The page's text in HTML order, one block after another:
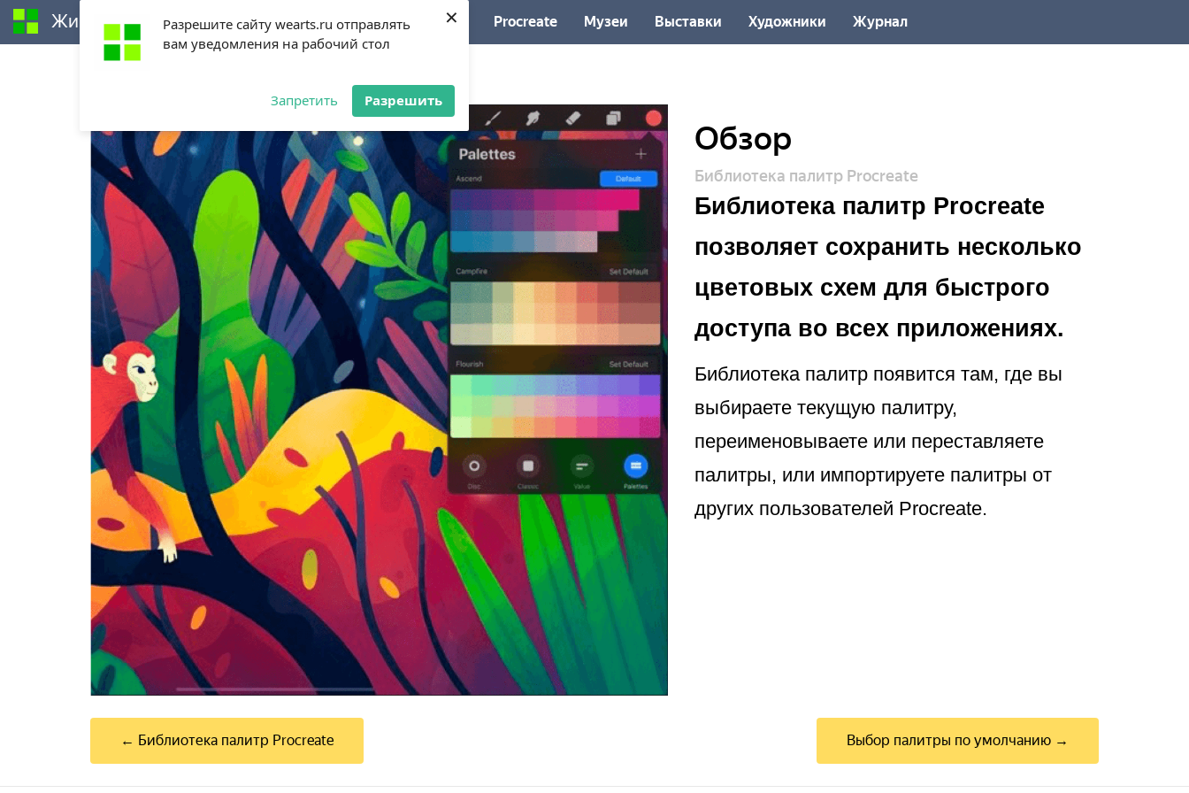
Разрешите сайту wearts.ru отправлять
вам уведомления на рабочий стол
Запретить Разрешить
×
Живи творчеством Procreate Музеи Выставки Художники Журнал
Обзор
Библиотека палитр Procreate
Библиотека палитр Procreate
позволяет сохранить несколько
цветовых схем для быстрого
доступа во всех приложениях.
Библиотека палитр появится там, где вы
выбираете текущую палитру,
переименовываете или переставляете
палитры, или импортируете палитры от
других пользователей Procreate.
← Библиотека палитр Procreate Выбор палитры по умолчанию →